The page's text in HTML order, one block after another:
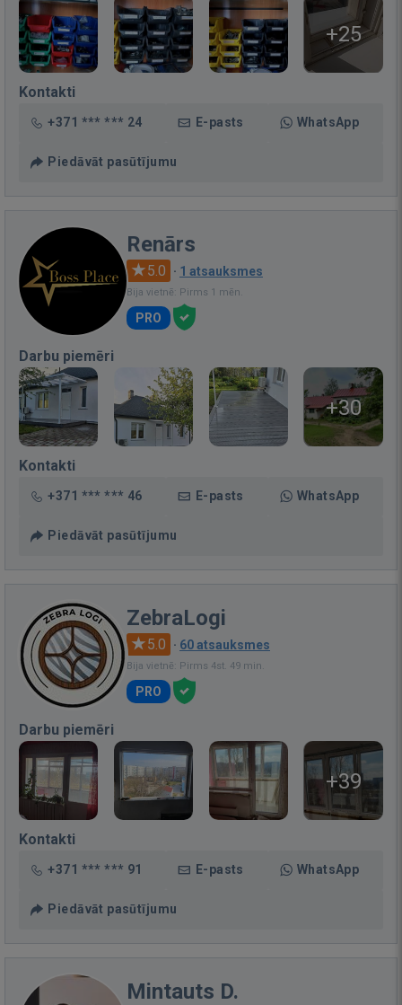
+25
Kontakti
+371 *** *** 24 E-pasts WhatsApp
Piedāvāt pasūtījumu
Renārs
5.0 · 1 atsauksmes
Bija vietnē: Pirms 1 mēn.
PRO
Darbu piemēri
+30
Kontakti
+371 *** *** 46 E-pasts WhatsApp
Piedāvāt pasūtījumu
ZebraLogi
5.0 · 60 atsauksmes
Bija vietnē: Pirms 4st. 49 min.
PRO
Darbu piemēri
+39
Kontakti
+371 *** *** 91 E-pasts WhatsApp
Piedāvāt pasūtījumu
Mintauts D.